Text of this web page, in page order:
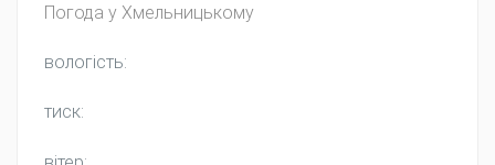
Погода у Хмельницькому
вологість:
тиск: